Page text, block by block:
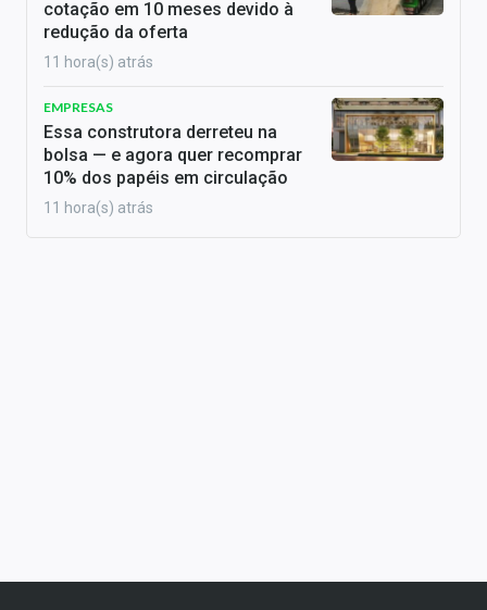
cotação em 10 meses devido à
redução da oferta
11 hora(s) atrás
EMPRESAS
Essa construtora derreteu na
bolsa — e agora quer recomprar
10% dos papéis em circulação
11 hora(s) atrás